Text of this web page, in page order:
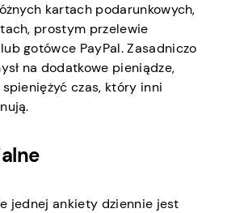
kartach podarunkowych,
prostym przelewie
gotówce PayPal. Zasadniczo
na dodatkowe pieniądze,
czas, który inni
jednej ankiety dziennie jest